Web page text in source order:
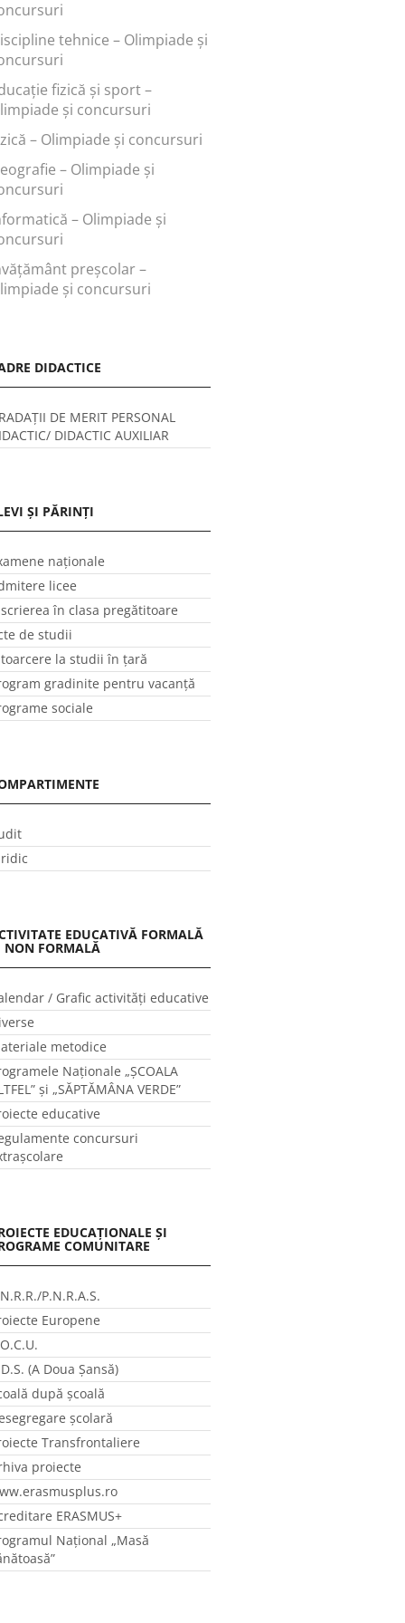
tehnice – Olimpiade și
fizică şi sport –
și concursuri
– Olimpiade și concursuri
– Olimpiade și
– Olimpiade și
preşcolar –
și concursuri
DIDACTICE
DE MERIT PERSONAL
DIDACTIC AUXILIAR
ȘI PĂRINȚI
naționale
licee
în clasa pregătitoare
de studii
la studii în ţară
gradinite pentru vacanţă
sociale
EDUCATIVĂ FORMALĂ
NON FORMALĂ
/ Grafic activităţi educative
metodice
Naţionale „ŞCOALA
și „SĂPTĂMÂNA VERDE”
educative
concursuri
EDUCAȚIONALE ȘI
COMUNITARE
P.N.R.A.S.
Europene
(A Doua Șansă)
după școală
școlară
Transfrontaliere
proiecte
ERASMUS+
Național „Masă